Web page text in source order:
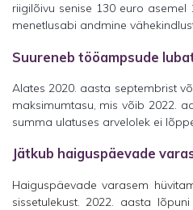
riigilõivu senise 130 euro
menetlusabi andmine
Suureneb tööampsude
Alates 2020. aasta septembrist
maksimumtasu, mis võib 2022.
summa ulatuses arvelolek ei
Jätkub haiguspäevade
Haiguspäevade varasem
sissetulekust. 2022. aasta